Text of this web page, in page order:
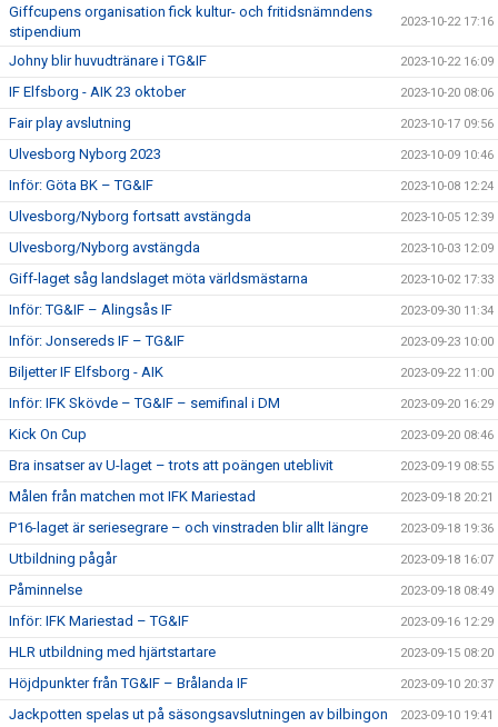
Giffcupens organisation fick kultur- och fritidsnämndens
stipendium
2023-10-22 17:16
Johny blir huvudtränare i TG&IF 2023-10-22 16:09
IF Elfsborg - AIK 23 oktober 2023-10-20 08:06
Fair play avslutning 2023-10-17 09:56
Ulvesborg Nyborg 2023 2023-10-09 10:46
Inför: Göta BK – TG&IF 2023-10-08 12:24
Ulvesborg/Nyborg fortsatt avstängda 2023-10-05 12:39
Ulvesborg/Nyborg avstängda 2023-10-03 12:09
Giff-laget såg landslaget möta världsmästarna 2023-10-02 17:33
Inför: TG&IF – Alingsås IF 2023-09-30 11:34
Inför: Jonsereds IF – TG&IF 2023-09-23 10:00
Biljetter IF Elfsborg - AIK 2023-09-22 11:00
Inför: IFK Skövde – TG&IF – semifinal i DM 2023-09-20 16:29
Kick On Cup 2023-09-20 08:46
Bra insatser av U-laget – trots att poängen uteblivit 2023-09-19 08:55
Målen från matchen mot IFK Mariestad 2023-09-18 20:21
P16-laget är seriesegrare – och vinstraden blir allt längre 2023-09-18 19:36
Utbildning pågår 2023-09-18 16:07
Påminnelse 2023-09-18 08:49
Inför: IFK Mariestad – TG&IF 2023-09-16 12:29
HLR utbildning med hjärtstartare 2023-09-15 08:20
Höjdpunkter från TG&IF – Brålanda IF 2023-09-10 20:37
Jackpotten spelas ut på säsongsavslutningen av bilbingon 2023-09-10 19:41